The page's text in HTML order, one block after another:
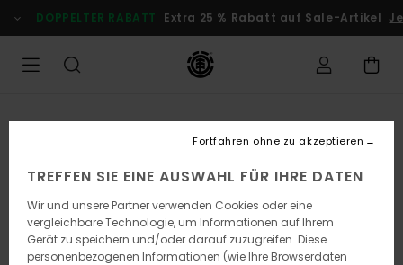
zur
Produktinformation
DOPPELTER RABATT Extra 25 % Rabatt auf Sale-Artikel
TREFFEN SIE EINE AUSWAHL FÜR IHRE DATEN
Wir und unsere Partner verwenden Cookies oder eine
vergleichbare Technologie, um Informationen auf Ihrem
Gerät zu speichern und/oder darauf zuzugreifen. Diese
personenbezogenen Informationen (wie Ihre Browserdaten
Fortfahren ohne zu akzeptieren